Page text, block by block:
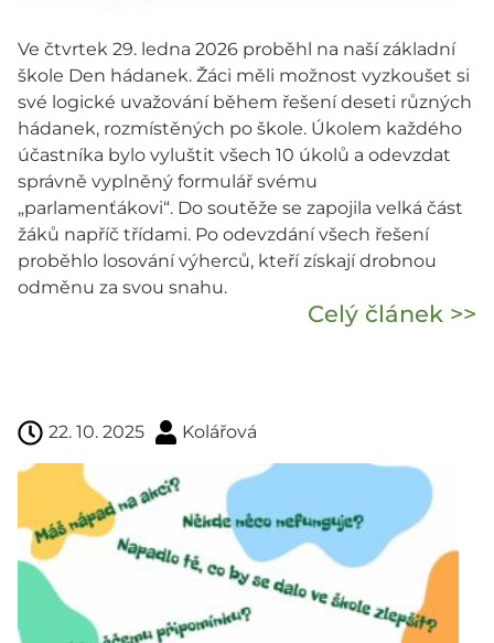
Ve čtvrtek 29. ledna 2026 proběhl na naší základní
škole Den hádanek. Žáci měli možnost vyzkoušet si
své logické uvažování během řešení deseti různých
hádanek, rozmístěných po škole. Úkolem každého
účastníka bylo vyluštit všech 10 úkolů a odevzdat
správně vyplněný formulář svému
„parlamenťákovi“. Do soutěže se zapojila velká část
žáků napříč třídami. Po odevzdání všech řešení
proběhlo losování výherců, kteří získají drobnou
odměnu za svou snahu.
Celý článek >>
22. 10. 2025 Kolářová